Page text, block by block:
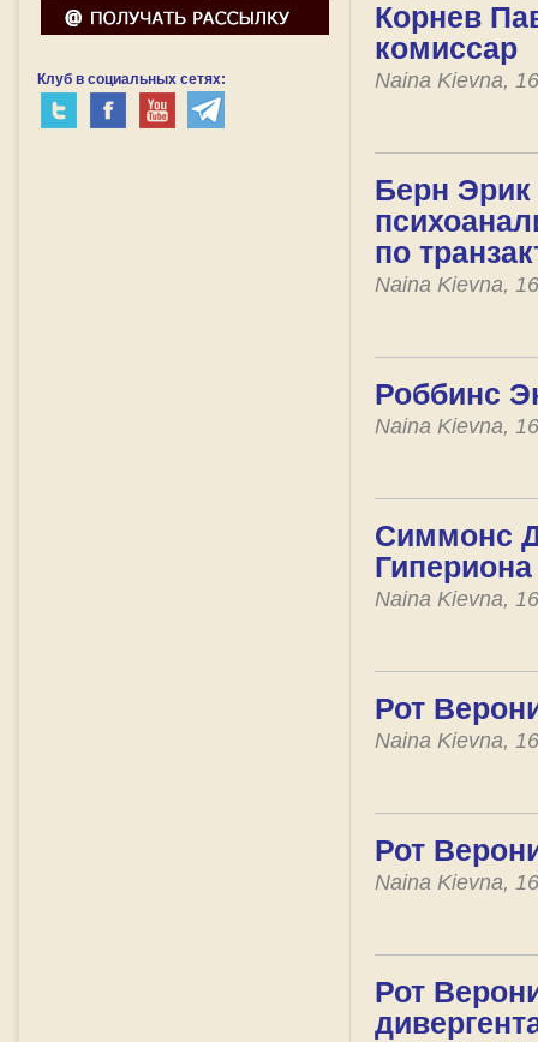
Клуб в социальных сетях:
Корнев
комиссар
Naina Kievna,
Берн Эрик
по
Naina Kievna,
Роббинс
Naina Kievna,
Симмонс
Гипериона
Naina Kievna,
Рот
Naina Kievna,
Рот
Naina Kievna,
Рот